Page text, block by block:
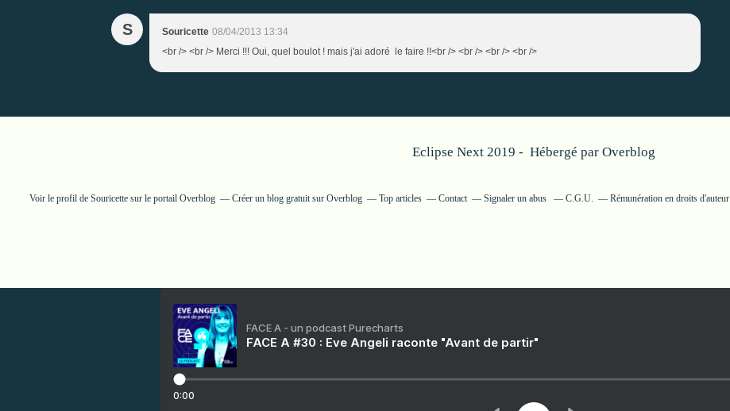
S Souricette 08/04/2013 13:34
<br /> <br /> Merci !!! Oui, quel boulot ! mais j'ai adoré le faire !!<br /> <br /> <br /> <br />
Eclipse Next 2019 - Hébergé par Overblog
Voir le profil de Souricette sur le portail Overblog Créer un blog gratuit sur Overblog Top articles Contact Signaler un abus C.G.U. Rémunération en droits d'auteur
FACE A - un podcast Purecharts
FACE A #30 : Eve Angeli raconte "Avant de partir"
0:00